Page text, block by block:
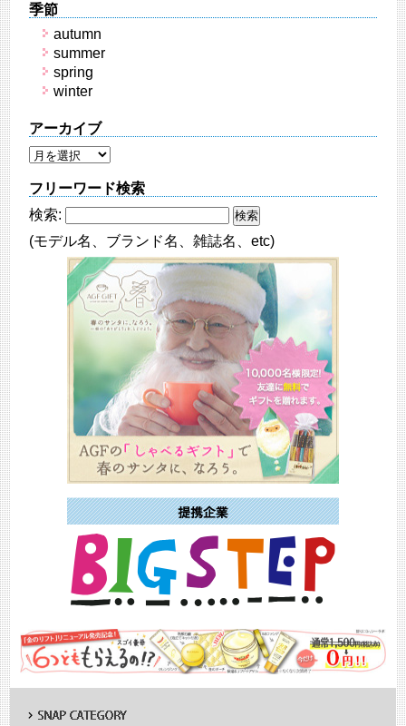
季節
autumn
summer
spring
winter
アーカイブ
フリーワード検索
検索:
(モデル名、ブランド名、雑誌名、etc)